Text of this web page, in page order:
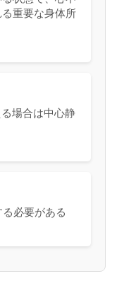
重要な身体所
場合は中心静
必要がある